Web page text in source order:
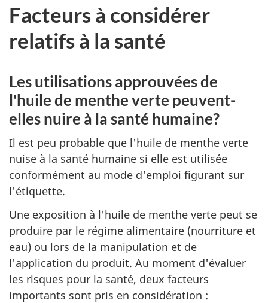
Facteurs à considérer
relatifs à la santé
Les utilisations approuvées de
l'huile de menthe verte peuvent-
elles nuire à la santé humaine?
Il est peu probable que l'huile de menthe verte
nuise à la santé humaine si elle est utilisée
conformément au mode d'emploi figurant sur
l'étiquette.
Une exposition à l'huile de menthe verte peut se
produire par le régime alimentaire (nourriture et
eau) ou lors de la manipulation et de
l'application du produit. Au moment d'évaluer
les risques pour la santé, deux facteurs
importants sont pris en considération :